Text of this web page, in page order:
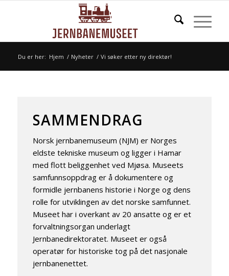
Du er her: Hjem / Nyheter / Vi søker etter ny direktør!
SAMMENDRAG
Norsk jernbanemuseum (NJM) er Norges
eldste tekniske museum og ligger i Hamar
med flott beliggenhet ved Mjøsa. Museets
samfunnsoppdrag er å dokumentere og
formidle jernbanens historie i Norge og dens
rolle for utviklingen av det norske samfunnet.
Museet har i overkant av 20 ansatte og er et
forvaltningsorgan underlagt
Jernbanedirektoratet. Museet er også
operatør for historiske tog på det nasjonale
jernbanenettet.